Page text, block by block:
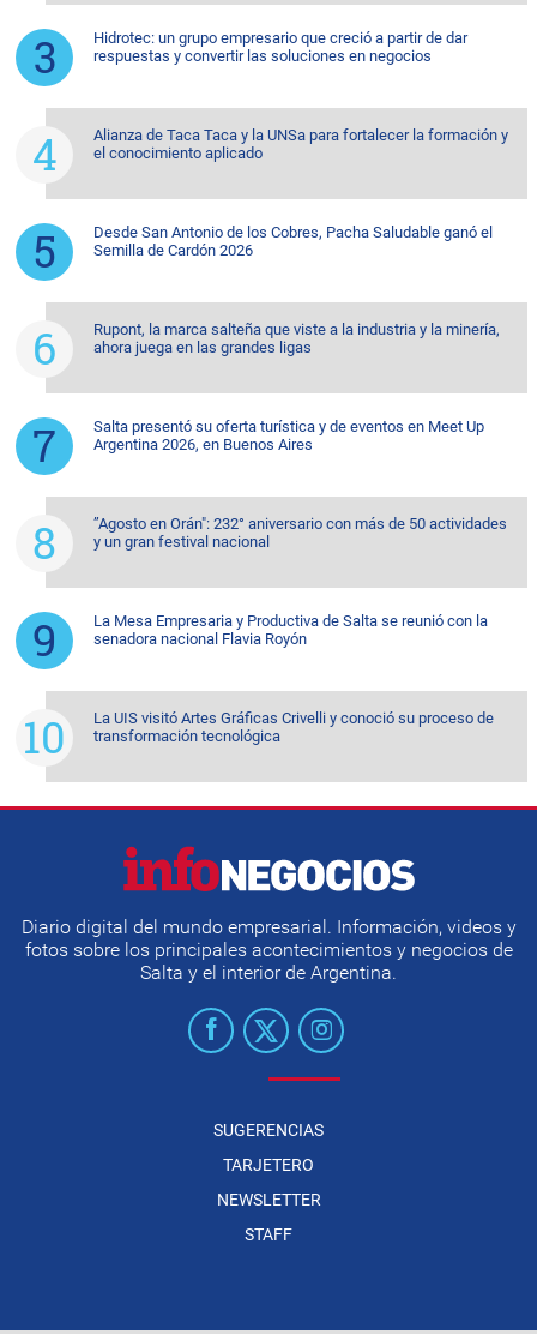
Hidrotec: un grupo empresario que creció a partir de dar
respuestas y convertir las soluciones en negocios
Alianza de Taca Taca y la UNSa para fortalecer la formación y
el conocimiento aplicado
Desde San Antonio de los Cobres, Pacha Saludable ganó el
Semilla de Cardón 2026
Rupont, la marca salteña que viste a la industria y la minería,
ahora juega en las grandes ligas
Salta presentó su oferta turística y de eventos en Meet Up
Argentina 2026, en Buenos Aires
”Agosto en Orán": 232° aniversario con más de 50 actividades
y un gran festival nacional
La Mesa Empresaria y Productiva de Salta se reunió con la
senadora nacional Flavia Royón
La UIS visitó Artes Gráficas Crivelli y conoció su proceso de
transformación tecnológica
Diario digital del mundo empresarial. Información, videos y
fotos sobre los principales acontecimientos y negocios de
Salta y el interior de Argentina.
SUGERENCIAS
TARJETERO
NEWSLETTER
STAFF